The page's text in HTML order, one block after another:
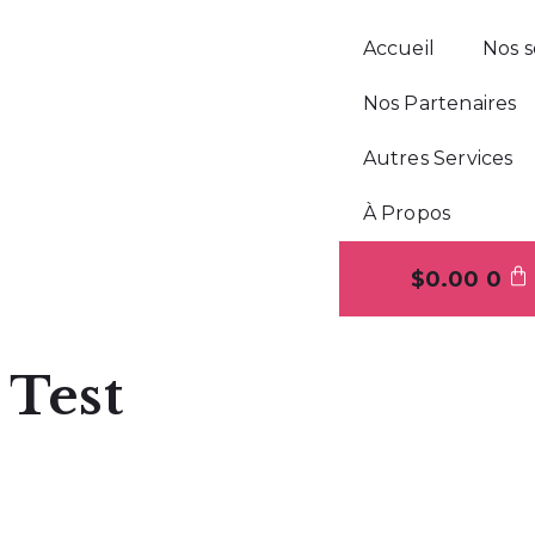
Accueil Nos
Nos Partenaires
Autres Services
À Propos
$0.00 0
Test